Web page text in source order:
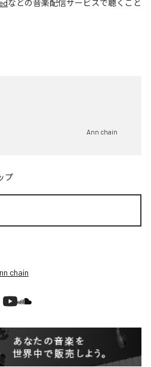
などの音楽配信サービスで聴くこと
Ann chain
プ
chain